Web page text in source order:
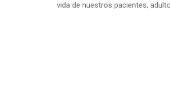
vida de nuestros pacientes,